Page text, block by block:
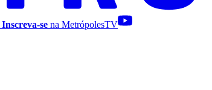
Inscreva-se na MetrópolesTV